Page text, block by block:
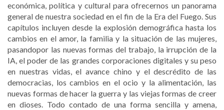
económica, política y cultural para ofrecernos un panorama
general de nuestra sociedad en el fin de la Era del Fuego. Sus
capítulos incluyen desde la explosión demográfica hasta los
cambios en el amor, la familia y la situación de las mujeres,
pasandopor las nuevas formas del trabajo, la irrupción de la
IA, el poder de las grandes corporaciones digitales y su peso
en nuestras vidas, el avance chino y el descrédito de las
democracias, los cambios en el ocio y la alimentación, las
nuevas formas de hacer la guerra y las viejas formas de creer
en dioses. Todo contado de una forma sencilla y amena,